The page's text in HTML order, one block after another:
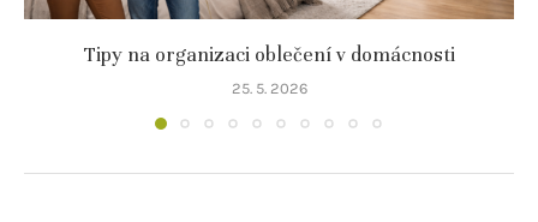
Tipy na organizaci oblečení v domácnosti
25. 5. 2026